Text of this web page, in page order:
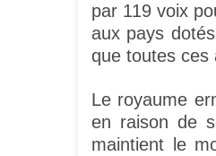
par 119 voix
aux pays
que toutes ces
Le royaume
en raison de
maintient le